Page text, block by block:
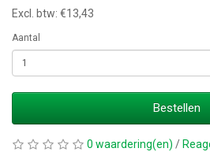
Excl. btw: €13,43
Aantal
Bestellen
0 waardering(en) /